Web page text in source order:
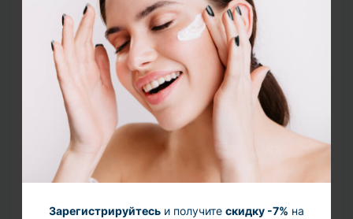
Зарегистрируйтесьи получите скидку -7% на
Євгенія 06 сентября 2025 (23:28)
Купувала вперше. Користуюся вже три тижні та
хочу сказати що цей засіб повністю опису! В мене
була запалена та втомлена шкіра від впливу сонця,
постійної спеки, вітру. Вже після першого тижня
використання запалення вщухли. Шкіра почала
світлишати?. Взагалі стан шкіри покращав! Дуже
бренд. Я обирала собі крем з спф за її